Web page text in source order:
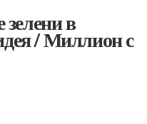
в
/ Миллион с